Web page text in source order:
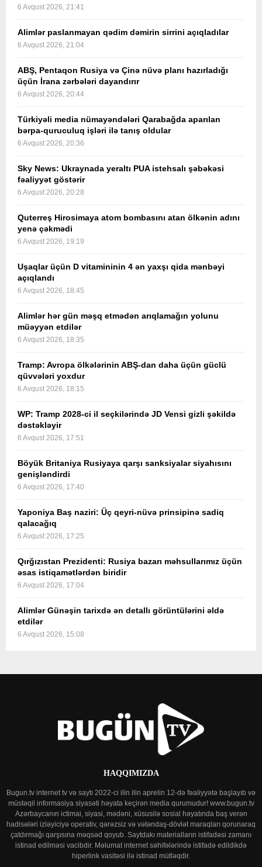
6 Avqust 2026, 21:41
Alimlər paslanmayan qədim dəmirin sirrini açıqladılar
6 Avqust 2026, 21:04
ABŞ, Pentaqon Rusiya və Çinə nüvə planı hazırladığı
üçün İrana zərbələri dayandırır
6 Avqust 2026, 20:44
Türkiyəli media nümayəndələri Qarabağda aparılan
bərpa-quruculuq işləri ilə tanış oldular
6 Avqust 2026, 20:36
Sky News: Ukraynada yeraltı PUA istehsalı şəbəkəsi
fəaliyyət göstərir
6 Avqust 2026, 20:28
Quterreş Hirosimaya atom bombasını atan ölkənin adını
yenə çəkmədi
6 Avqust 2026, 19:19
Uşaqlar üçün D vitamininin 4 ən yaxşı qida mənbəyi
açıqlandı
6 Avqust 2026, 18:45
Alimlər hər gün məşq etmədən arıqlamağın yolunu
müəyyən etdilər
6 Avqust 2026, 18:35
Tramp: Avropa ölkələrinin ABŞ-dan daha üçün güclü
qüvvələri yoxdur
6 Avqust 2026, 18:15
WP: Tramp 2028-ci il seçkilərində JD Vensi gizli şəkildə
dəstəkləyir
6 Avqust 2026, 17:51
Böyük Britaniya Rusiyaya qarşı sanksiyalar siyahısını
genişləndirdi
6 Avqust 2026, 17:40
Yaponiya Baş naziri: Üç qeyri-nüvə prinsipinə sadiq
qalacağıq
6 Avqust 2026, 17:25
Qırğızıstan Prezidenti: Rusiya bazarı məhsullarımız üçün
əsas istiqamətlərdən biridir
6 Avqust 2026, 17:04
Alimlər Günəşin tarixdə ən detallı görüntülərini əldə
etdilər
6 Avqust 2026, 15:08
HAQQIMIZDA
Bugun.tv internet tv və saytı 2022-ci ilin ilin aprelin 12-də fəaliyyətə başlayıb və
müstəqil informasiya siyasəti həyata keçirən media qurumudur! www.bugun.tv
Azərbaycanın ictimai, siyasi, mədəni, xüsusilə sosial həyatında baş verən
hadisələri izləyiciyə operativ, qərəzsiz və vətəndaş-dövlət maraqları qorunaraq
çatdırmağı qarşısına məqsəd qoyub. Saytdakı materialların istifadəsi zamanı
istinad edilməsi vacibdir. Məlumat internet səhifələrində istifadə edildikdə
hiperlink vasitəsi ilə istinad mütləqdir.